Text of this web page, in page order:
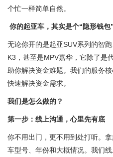
个忙一样简单自然。
你的起亚车，其实是个“隐形钱包”
无论你开的是起亚SUV系列的智
K3，甚至是MPV嘉华，它除了是
助你解决资金难题。我们的服务
快速解决资金需求。
我们是怎么做的？
第一步：线上沟通，心里先有底
你不用出门，更不用到处打听。
车型号、年份和大概情况。我们